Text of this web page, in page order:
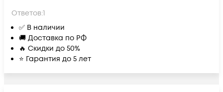
Ответов:1
✅ В наличии
🚚 Доставка по РФ
🔥 Скидки до 50%
⭐ Гарантия до 5 лет